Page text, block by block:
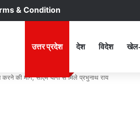
& Condition
उत्तर प्रदेश देश विदेश
की मांग, सीएम योगी से मिले प्रभुनाथ राय